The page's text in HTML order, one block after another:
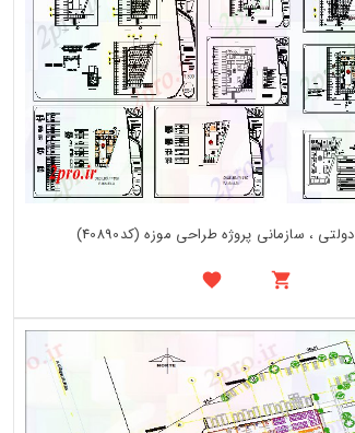
، سازمانی پروژه طراحی موزه (کد40890)